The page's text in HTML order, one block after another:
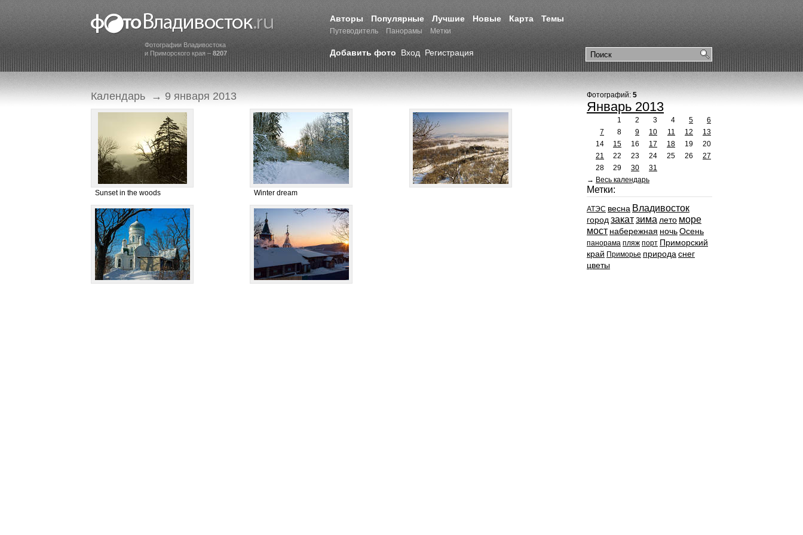
Фотографии Владивостока
и Приморского края – 8207
Авторы Популярные Лучшие Новые Карта Темы
Путеводитель Панорамы Метки
Добавить фото Вход Регистрация
Календарь → 9 января 2013
Sunset in the woods Winter dream
Фотографий: 5
Январь 2013
1 2 3 4 5
6
7
8 9 10 11 12
13
14
15 16 17 18 19
20
21
22 23 24 25 26
27
28
29 30
31
→ Весь календарь
Метки:
АТЭС весна Владивосток
город закатзима лето море
мост набережная ночьОсень
панорама пляж порт Приморский
край Приморье природа снег
цветы